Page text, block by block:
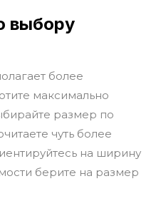
выбору
более
максимально
размер по
чуть более
на ширину
берите на размер